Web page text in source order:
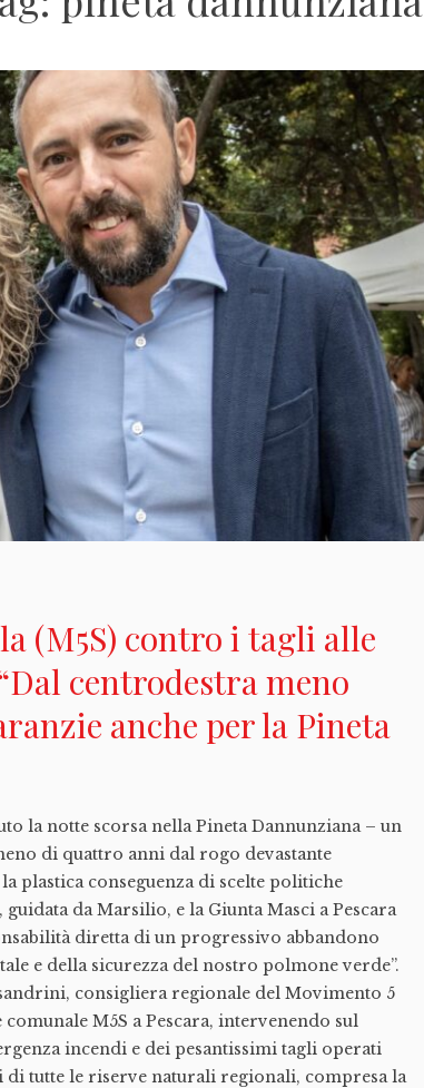
(M5S) contro i tagli alle
centrodestra meno
anche per la Pineta
la notte scorsa nella Pineta Dannunziana – un
di quattro anni dal rogo devastante
plastica conseguenza di scelte politiche
da Marsilio, e la Giunta Masci a Pescara
diretta di un progressivo abbandono
e della sicurezza del nostro polmone verde”.
consigliera regionale del Movimento 5
M5S a Pescara, intervenendo sul
incendi e dei pesantissimi tagli operati
di tutte le riserve naturali regionali, compresa la